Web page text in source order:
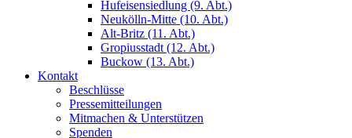
Hufeisensiedlung (9. Abt.)
Neukölln-Mitte (10. Abt.)
Alt-Britz (11. Abt.)
Gropiusstadt (12. Abt.)
Buckow (13. Abt.)
Kontakt
Beschlüsse
Pressemitteilungen
Mitmachen & Unterstützen
Spenden